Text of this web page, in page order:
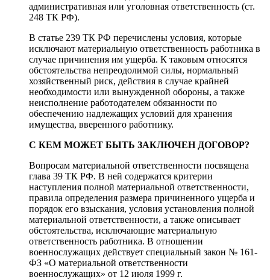
административная или уголовная ответственность (ст.
248 ТК РФ).
В статье 239 ТК РФ перечислены условия, которые
исключают материальную ответственность работника в
случае причинения им ущерба. К таковым относятся
обстоятельства непреодолимой силы, нормальный
хозяйственный риск, действия в случае крайней
необходимости или вынужденной обороны, а также
неисполнение работодателем обязанности по
обеспечению надлежащих условий для хранения
имущества, вверенного работнику.
С КЕМ МОЖЕТ БЫТЬ ЗАКЛЮЧЕН ДОГОВОР?
Вопросам материальной ответственности посвящена
глава 39 ТК РФ. В ней содержатся критерии
наступления полной материальной ответственности,
правила определения размера причиненного ущерба и
порядок его взыскания, условия установления полной
материальной ответственности, а также описывает
обстоятельства, исключающие материальную
ответственность работника. В отношении
военнослужащих действует специальный закон № 161-
ФЗ «О материальной ответственности
военнослужащих» от 12 июля 1999 г.